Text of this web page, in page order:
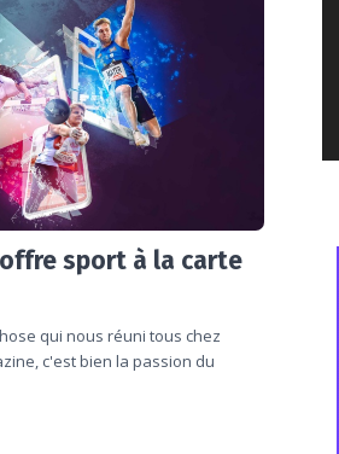
sport à la carte
qui nous réuni tous chez
c'est bien la passion du